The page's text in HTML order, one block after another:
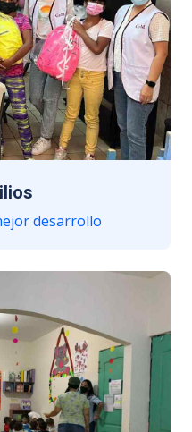
desarrollo